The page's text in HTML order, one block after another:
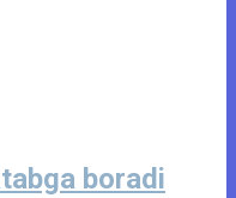
boradi